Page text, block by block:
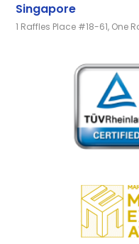
Singapore
1 Raffles Place #18-61, One